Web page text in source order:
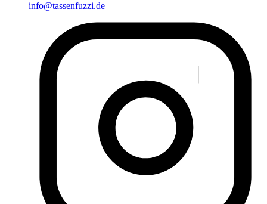
info@tassenfuzzi.de